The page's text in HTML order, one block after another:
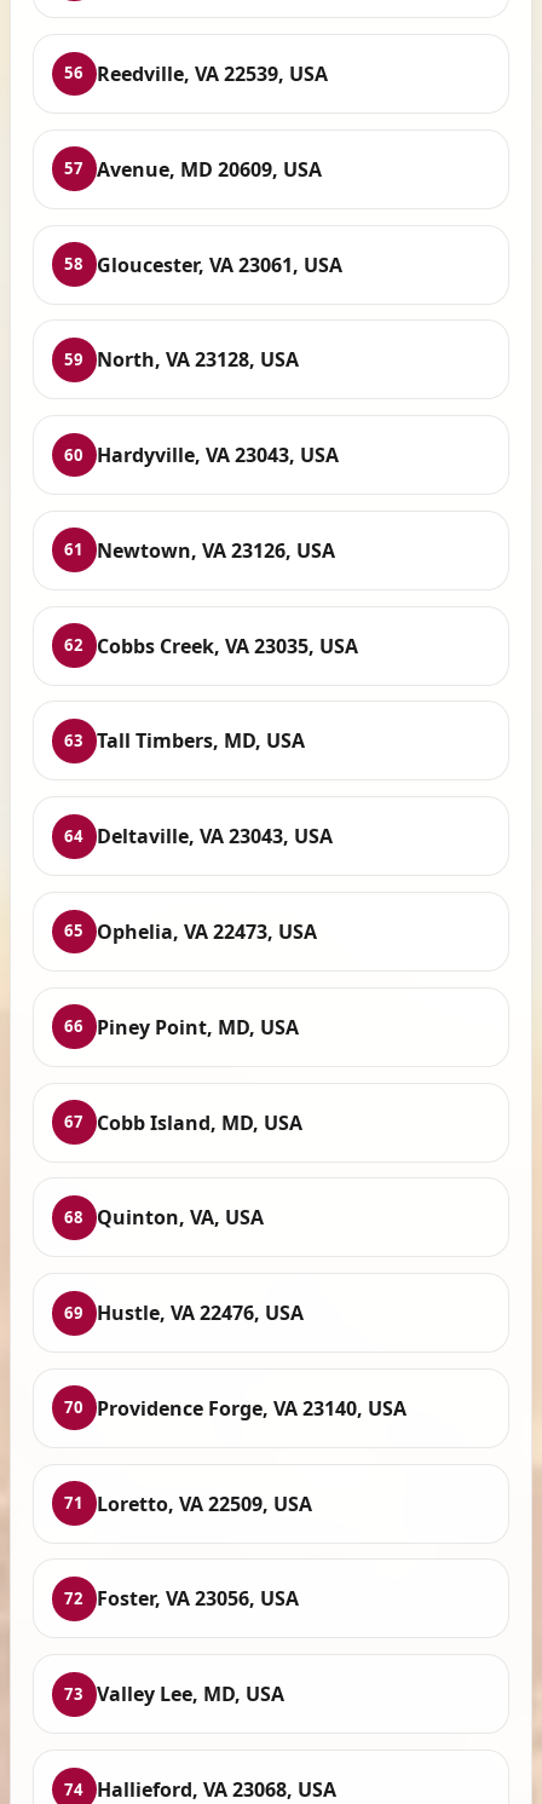
56 Reedville, VA 22539, USA
57 Avenue, MD 20609, USA
58 Gloucester, VA 23061, USA
59 North, VA 23128, USA
60 Hardyville, VA 23043, USA
61 Newtown, VA 23126, USA
62 Cobbs Creek, VA 23035, USA
63 Tall Timbers, MD, USA
64 Deltaville, VA 23043, USA
65 Ophelia, VA 22473, USA
66 Piney Point, MD, USA
67 Cobb Island, MD, USA
68 Quinton, VA, USA
69 Hustle, VA 22476, USA
70 Providence Forge, VA 23140, USA
71 Loretto, VA 22509, USA
72 Foster, VA 23056, USA
73 Valley Lee, MD, USA
74 Hallieford, VA 23068, USA